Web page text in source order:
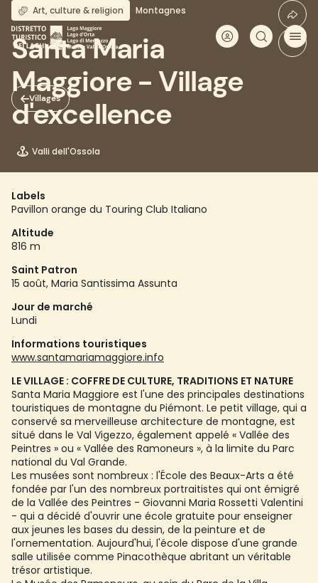
Aller
au
contenu
principal
Villages
Art, culture & religion Montagnes
Santa Maria
Maggiore - Village
d'excellence
Valli dell'Ossola
Labels
Pavillon orange du Touring Club Italiano
Altitude
816 m
Saint Patron
15 août, Maria Santissima Assunta
Jour de marché
Lundi
Informations touristiques
www.santamariamaggiore.info
LE VILLAGE : COFFRE DE CULTURE, TRADITIONS ET NATURE
Santa Maria Maggiore est l'une des principales destinations
touristiques de montagne du Piémont. Le petit village, qui a
conservé sa merveilleuse architecture de montagne, est
situé dans le Val Vigezzo, également appelé « Vallée des
Peintres » ou « Vallée des Ramoneurs », à la limite du Parc
national du Val Grande.
Les musées sont nombreux : l'École des Beaux-Arts a été
fondée par l'un des nombreux portraitistes qui ont émigré
de la Vallée des Peintres - Giovanni Maria Rossetti Valentini
- qui a décidé d'ouvrir une école gratuite pour enseigner
aux jeunes les bases du dessin, de la peinture et de
l'ornementation. Aujourd'hui, l'école dispose d'une grande
salle utilisée comme Pinacothèque abritant un véritable
trésor artistique.